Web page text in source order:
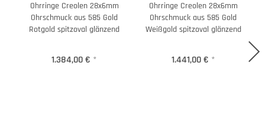
Ohrringe Creolen 28x6mm
Ohrschmuck aus 585 Gold
Rotgold spitzoval glänzend
1.384,00 € *
Ohrringe Creolen 28x6mm
Ohrschmuck aus 585 Gold
Weißgold spitzoval glänzend
1.441,00 € *